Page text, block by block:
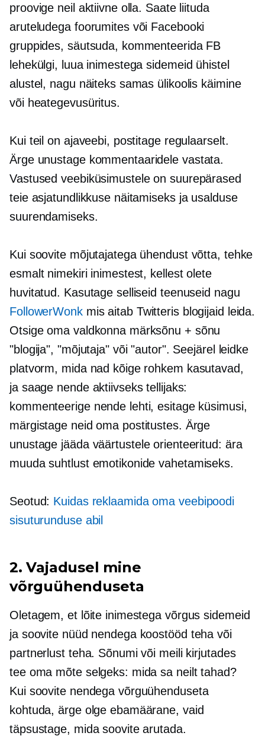
proovige neil aktiivne olla. Saate liituda
aruteludega foorumites või Facebooki
gruppides, säutsuda, kommenteerida FB
lehekülgi, luua inimestega sidemeid ühistel
alustel, nagu näiteks samas ülikoolis käimine
või heategevusüritus.
Kui teil on ajaveebi, postitage regulaarselt.
Ärge unustage kommentaaridele vastata.
Vastused veebiküsimustele on suurepärased
teie asjatundlikkuse näitamiseks ja usalduse
suurendamiseks.
Kui soovite mõjutajatega ühendust võtta, tehke
esmalt nimekiri inimestest, kellest olete
huvitatud. Kasutage selliseid teenuseid nagu
FollowerWonkmis aitab Twitteris blogijaid leida.
Otsige oma valdkonna märksõnu + sõnu
"blogija", "mõjutaja" või "autor". Seejärel leidke
platvorm, mida nad kõige rohkem kasutavad,
ja saage nende aktiivseks tellijaks:
kommenteerige nende lehti, esitage küsimusi,
märgistage neid oma postitustes. Ärge
unustage jääda väärtustele orienteeritud: ära
muuda suhtlust emotikonide vahetamiseks.
Seotud: Kuidas reklaamida oma veebipoodi
sisuturunduse abil
2. Vajadusel mine
võrguühenduseta
Oletagem, et lõite inimestega võrgus sidemeid
ja soovite nüüd nendega koostööd teha või
partnerlust teha. Sõnumi või meili kirjutades
tee oma mõte selgeks: mida sa neilt tahad?
Kui soovite nendega võrguühenduseta
kohtuda, ärge olge ebamäärane, vaid
täpsustage, mida soovite arutada.